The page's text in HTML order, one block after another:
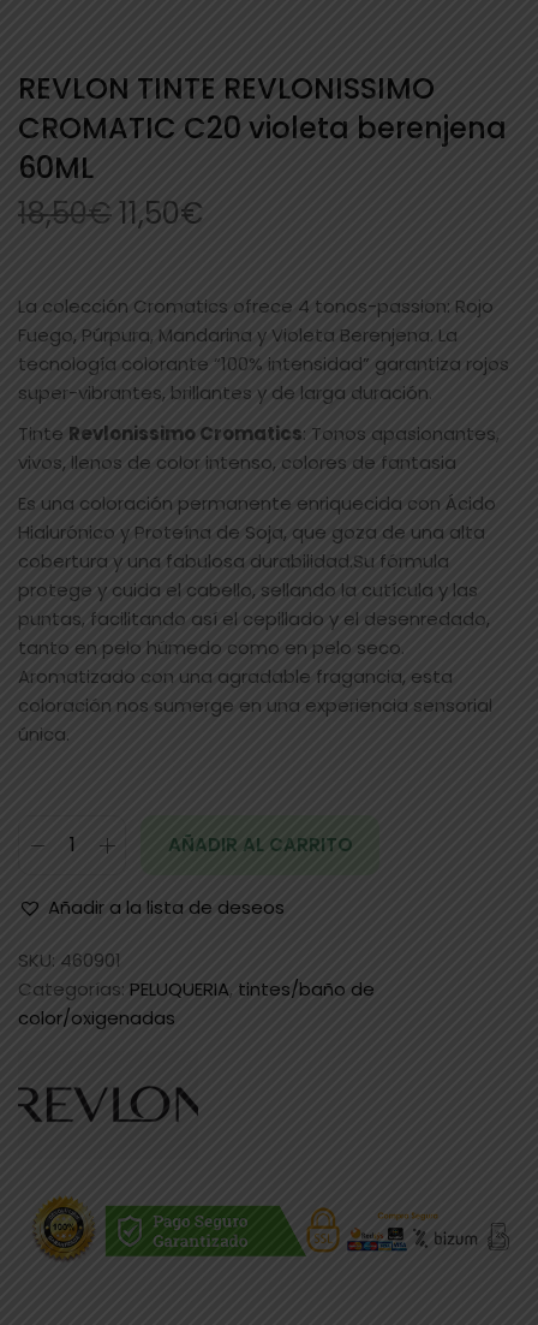
REVLON TINTE REVLONISSIMO
CROMATIC C20 violeta berenjena
60ML
18,50€11,50€
La colección Cromatics ofrece 4 tonos-passion: Rojo
Fuego, Púrpura, Mandarina y Violeta Berenjena. La
tecnología colorante “100% intensidad” garantiza rojos
super-vibrantes, brillantes y de larga duración.
Tinte Revlonissimo Cromatics: Tonos apasionantes,
vivos, llenos de color intenso, colores de fantasia
Es una coloración permanente enriquecida con Ácido
Hialurónico y Proteína de Soja, que goza de una alta
cobertura y una fabulosa durabilidad.Su fórmula
protege y cuida el cabello, sellando la cutícula y las
puntas, facilitando así el cepillado y el desenredado,
tanto en pelo húmedo como en pelo seco.
Aromatizado con una agradable fragancia, esta
coloración nos sumerge en una experiencia sensorial
única.
AÑADIR AL CARRITO
Añadir a la lista de deseos
SKU: 460901
Categorías: PELUQUERIA, tintes/baño de
color/oxigenadas